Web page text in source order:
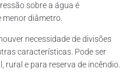
sobre a água é
diâmetro.
necessidade de divisões
características. Pode ser
rural e para reserva de incêndio.